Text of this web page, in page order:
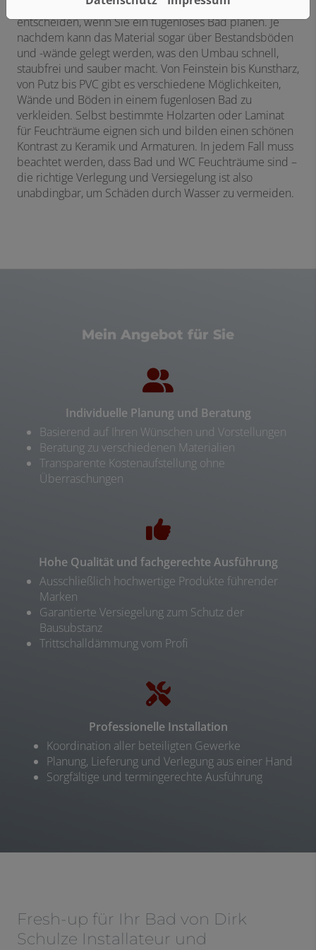
Sie können sich für verschiedene Materialien
entscheiden, wenn Sie ein fugenloses Bad planen. Je
nachdem kann das Material sogar über Bestandsböden
und -wände gelegt werden, was den Umbau schnell,
staubfrei und sauber macht. Von Feinstein bis Kunstharz,
von Putz bis PVC gibt es verschiedene Möglichkeiten,
Wände und Böden in einem fugenlosen Bad zu
verkleiden. Selbst bestimmte Holzarten oder Laminat
für Feuchträume eignen sich und bilden einen schönen
Kontrast zu Keramik und Armaturen. In jedem Fall muss
beachtet werden, dass Bad und WC Feuchträume sind –
die richtige Verlegung und Versiegelung ist also
unabdingbar, um Schäden durch Wasser zu vermeiden.
Mein Angebot für Sie
Individuelle Planung und Beratung
Basierend auf Ihren Wünschen und Vorstellungen
Beratung zu verschiedenen Materialien
Transparente Kostenaufstellung ohne
Überraschungen
Hohe Qualität und fachgerechte Ausführung
Ausschließlich hochwertige Produkte führender
Marken
Garantierte Versiegelung zum Schutz der
Bausubstanz
Trittschalldämmung vom Profi
Professionelle Installation
Koordination aller beteiligten Gewerke
Planung, Lieferung und Verlegung aus einer Hand
Sorgfältige und termingerechte Ausführung
Fresh-up für Ihr Bad von Dirk
Schulze Installateur und